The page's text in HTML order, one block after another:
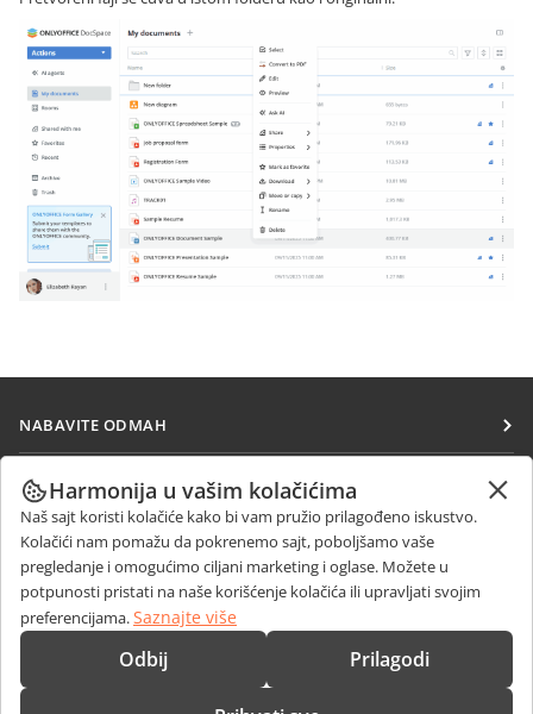
NABAVITE ODMAH
Docs
DocSpace
Workspace
Konektori
Desktop aplikacije
Mobilne aplikacije
SARAĐUJTE
Za doprinosioce
Za prevodioce
Za influensere
Slobodna radna mesta
PRIMAJTE VESTI
Blog
DOBIJTE POMOĆ
Forum
KONTAKTIRAJTE NAS
Pitanja o prodaji
sales@onlyoffice.com
Harmonija u vašim kolačićima
Naš sajt koristi kolačiće kako bi vam pružio prilagođeno iskustvo.
Kolačići nam pomažu da pokrenemo sajt, poboljšamo vaše
pregledanje i omogućimo ciljani marketing i oglase. Možete u
potpunosti pristati na naše korišćenje kolačića ili upravljati svojim
preferencijama.Saznajte više
Odbij Prilagodi